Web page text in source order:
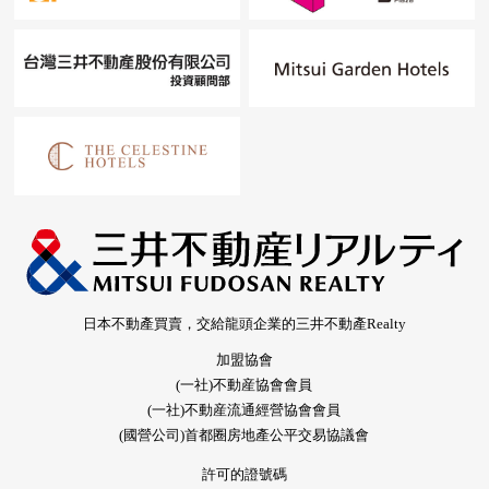
日本不動產買賣，交給龍頭企業的三井不動產Realty
加盟協會
(一社)不動産協會會員
(一社)不動産流通經營協會會員
(國營公司)首都圈房地產公平交易協議會
許可的證號碼